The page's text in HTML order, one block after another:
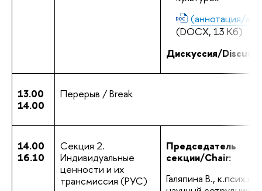
(аннотация/
(DOCX, 13 Кб)
Дискуссия/
13.00
14.00
Перерыв / Break
14.00
16.10
Секция 2.
Индивидуальные
ценности и их
трансмиссия (РУС)
Председатель
секции/Chair:
Галяпина В., к.псих.н.,